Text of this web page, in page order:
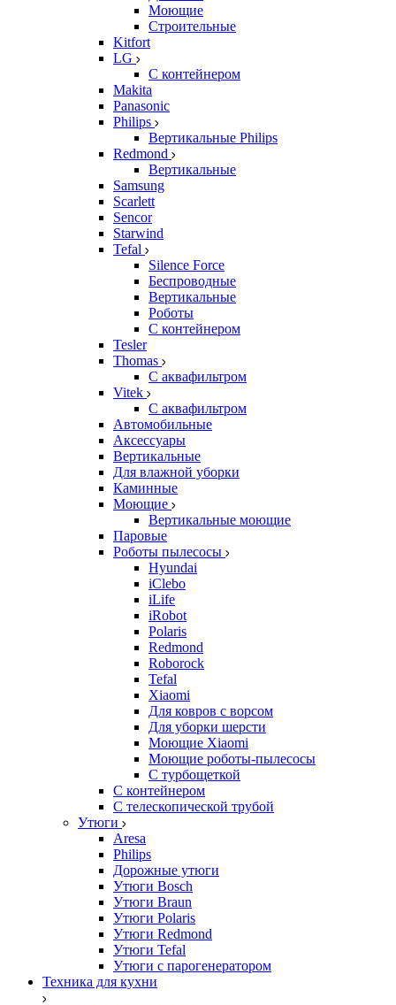
Моющие
Строительные
Kitfort
LG
С контейнером
Makita
Panasonic
Philips
Вертикальные Philips
Redmond
Вертикальные
Samsung
Scarlett
Sencor
Starwind
Tefal
Silence Force
Беспроводные
Вертикальные
Роботы
С контейнером
Tesler
Thomas
С аквафильтром
Vitek
С аквафильтром
Автомобильные
Аксессуары
Вертикальные
Для влажной уборки
Каминные
Моющие
Вертикальные моющие
Паровые
Роботы пылесосы
Hyundai
iClebo
iLife
iRobot
Polaris
Redmond
Roborock
Tefal
Xiaomi
Для ковров с ворсом
Для уборки шерсти
Моющие Xiaomi
Моющие роботы-пылесосы
С турбощеткой
С контейнером
С телескопической трубой
Утюги
Aresa
Philips
Дорожные утюги
Утюги Bosch
Утюги Braun
Утюги Polaris
Утюги Redmond
Утюги Tefal
Утюги с парогенератором
Техника для кухни